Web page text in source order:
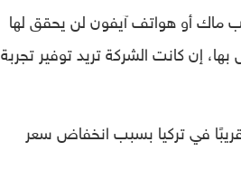
ماك أو هواتف آيفون لن يحقق لها
إن كانت الشركة تريد توفير تجربة
في تركيا بسبب انخفاض سعر